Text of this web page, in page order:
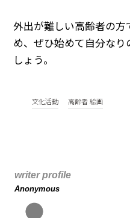
外出が難しい高齢者の
め、ぜひ始めて自分なり
しょう。
文化活動 高齢者 絵画
writer profile
Anonymous